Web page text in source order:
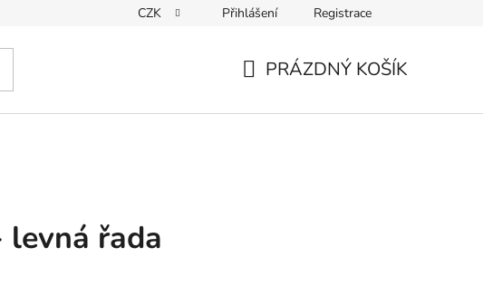
CZK Přihlášení Registrace
PRÁZDNÝ KOŠÍK
levná řada